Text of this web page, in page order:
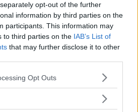
opt-out of the further
information by third parties on the
participants. This information may
to third parties on the IAB’s List of
that may further disclose it to other
app uses one or more Google
usage behaviour. You may click to
Opt Outs